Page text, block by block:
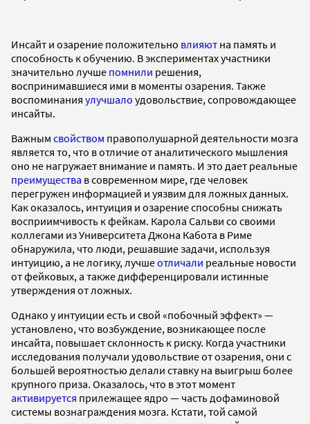
Инсайт и озарение положительно влияют на память и
способность к обучению. В экспериментах участники
значительно лучше помнили решения,
воспринимавшиеся ими в моменты озарения. Также
воспоминания улучшало удовольствие, сопровождающее
инсайты.
Важным свойством правополушарной деятельности мозга
является то, что в отличие от аналитического мышления
оно не нагружает внимание и память. И это дает реальные
преимущества в современном мире, где человек
перегружен информацией и уязвим для ложных данных.
Как оказалось, интуиция и озарение способны снижать
восприимчивость к фейкам. Карола Сальви со своими
коллегами из Университета Джона Кабота в Риме
обнаружила, что люди, решавшие задачи, используя
интуицию, а не логику, лучшеотличали реальные новости
от фейковых, а также дифференцировали истинные
утверждения от ложных.
Однако у интуиции есть и свой «побочный эффект» —
установлено, что возбуждение, возникающее после
инсайта, повышает склонность к риску. Когда участники
исследования получали удовольствие от озарения, они с
большей вероятностью делали ставку на выигрыш более
крупного приза. Оказалось, что в этот момент
активируется прилежащее ядро — часть дофаминовой
системы вознаграждения мозга. Кстати, той самой